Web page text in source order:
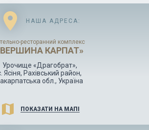
location_on НАША АДРЕСА:
ресторанний комплекс
КАРПАТ»
Урочище «Драгобрат»,
Ясіня, Рахівський район,
обл., Україна
map ПОКАЗАТИ НА МАПІ